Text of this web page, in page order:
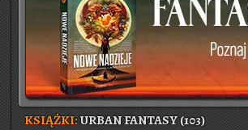
KSIĄŻKI:URBAN FANTASY (103)